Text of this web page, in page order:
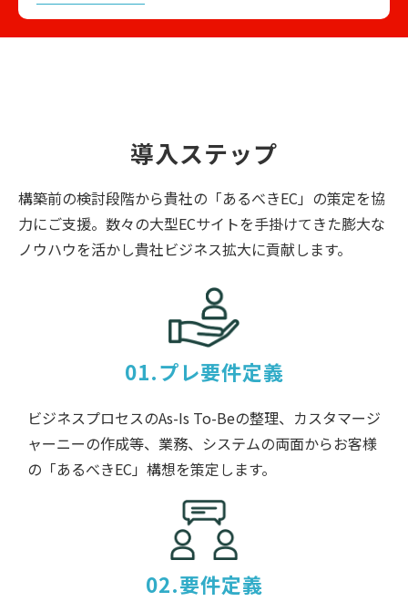
導入ステップ
構築前の検討段階から貴社の「あるべきEC」の策定を協
力にご支援。数々の大型ECサイトを手掛けてきた膨大な
ノウハウを活かし貴社ビジネス拡大に貢献します。
01.プレ要件定義
ビジネスプロセスのAs-Is To-Beの整理、カスタマージ
ャーニーの作成等、業務、システムの両面からお客様
の「あるべきEC」構想を策定します。
02.要件定義